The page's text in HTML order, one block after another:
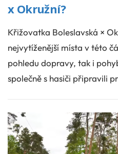
x Okružní?
Křižovatka Boleslavská ×
nejvytíženější místa v této
pohledu dopravy, tak i
společně s hasiči připravili